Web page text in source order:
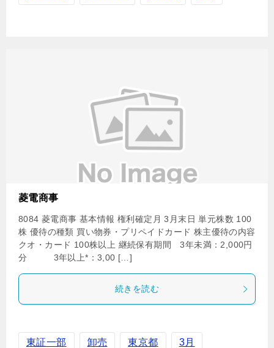
菱電商事
8084 菱電商事 基本情報 権利確定月 3月末日 単元株数 100
株 優待の種類 買い物券・プリペイドカード 株主優待の内容
クオ・カード 100株以上 継続保有期間 3年未満：2,000円
分 3年以上*：3,00 […]
続きを読む
東証一部 卸売 東京都 3月